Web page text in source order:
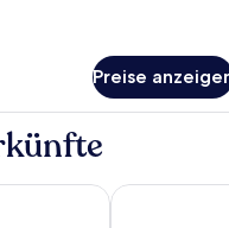
Preise
Hotel Abano